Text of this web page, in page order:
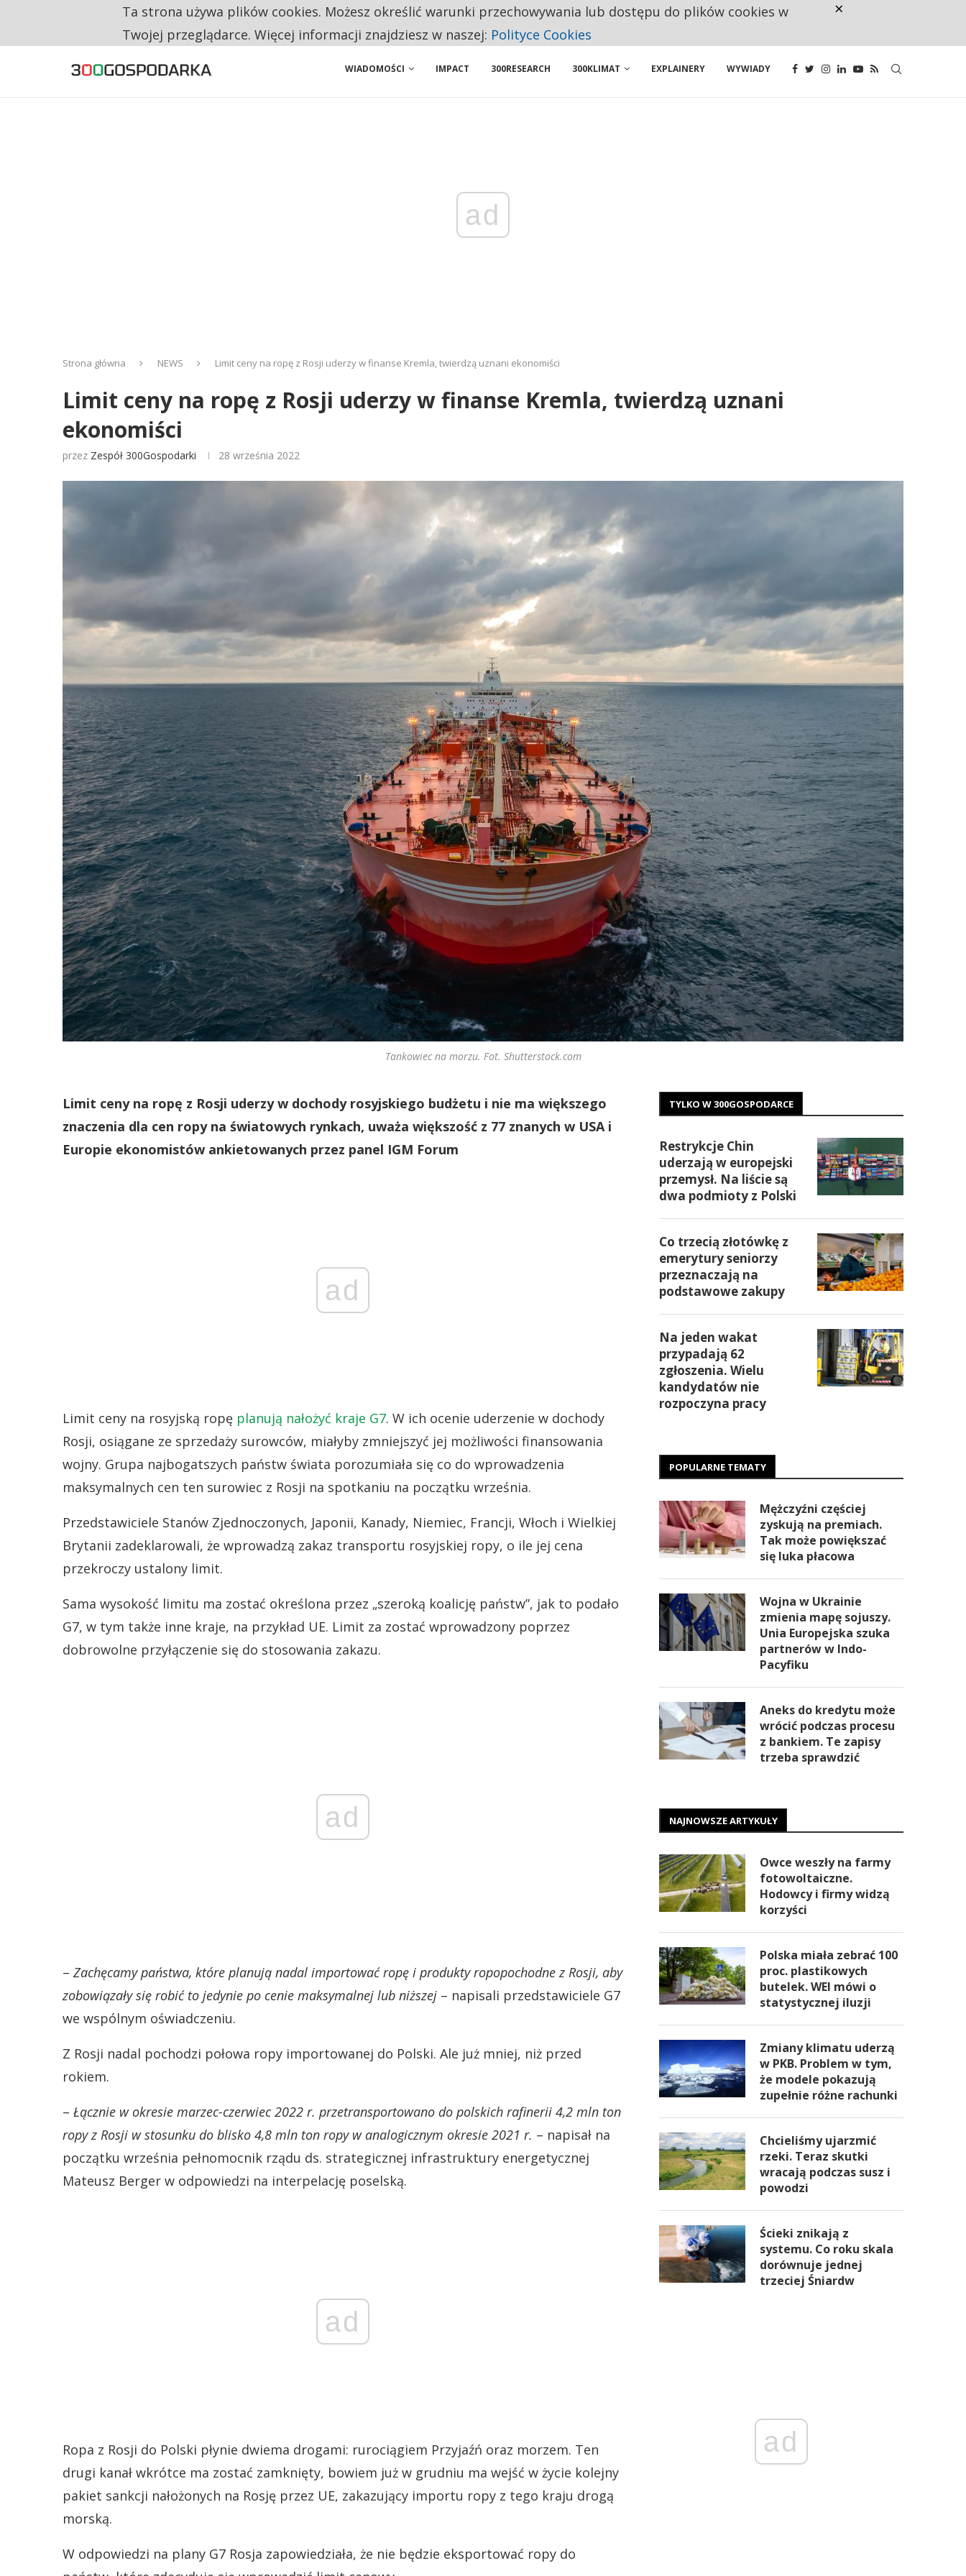
NA JEDEN WAKAT PRZYPADAJĄ 62 ZGŁOSZENIA. WIELU KANDYDATÓW NIE ROZPOCZYNA PRACY
WIADOMOŚCI IMPACT 300RESEARCH 300KLIMAT EXPLAINERY WYWIADY
ad
Strona główna NEWS Limit ceny na ropę z Rosji uderzy w finanse Kremla, twierdzą uznani ekonomiści
Limit ceny na ropę z Rosji uderzy w finanse Kremla, twierdzą uznani
ekonomiści
przez Zespół 300Gospodarki 28 września 2022
Tankowiec na morzu. Fot. Shutterstock.com
Limit ceny na ropę z Rosji uderzy w dochody rosyjskiego budżetu i nie ma większego
znaczenia dla cen ropy na światowych rynkach, uważa większość z 77 znanych w USA i
Europie ekonomistów ankietowanych przez panel IGM Forum
ad
Limit ceny na rosyjską ropę planują nałożyć kraje G7. W ich ocenie uderzenie w dochody
Rosji, osiągane ze sprzedaży surowców, miałyby zmniejszyć jej możliwości finansowania
wojny. Grupa najbogatszych państw świata porozumiała się co do wprowadzenia
maksymalnych cen ten surowiec z Rosji na spotkaniu na początku września.
Przedstawiciele Stanów Zjednoczonych, Japonii, Kanady, Niemiec, Francji, Włoch i Wielkiej
Brytanii zadeklarowali, że wprowadzą zakaz transportu rosyjskiej ropy, o ile jej cena
przekroczy ustalony limit.
Sama wysokość limitu ma zostać określona przez „szeroką koalicję państw”, jak to podało
G7, w tym także inne kraje, na przykład UE. Limit za zostać wprowadzony poprzez
dobrowolne przyłączenie się do stosowania zakazu.
ad
– Zachęcamy państwa, które planują nadal importować ropę i produkty ropopochodne z Rosji, aby
zobowiązały się robić to jedynie po cenie maksymalnej lub niższej – napisali przedstawiciele G7
we wspólnym oświadczeniu.
Z Rosji nadal pochodzi połowa ropy importowanej do Polski. Ale już mniej, niż przed
rokiem.
– Łącznie w okresie marzec-czerwiec 2022 r. przetransportowano do polskich rafinerii 4,2 mln ton
ropy z Rosji w stosunku do blisko 4,8 mln ton ropy w analogicznym okresie 2021 r. – napisał na
początku września pełnomocnik rządu ds. strategicznej infrastruktury energetycznej
Mateusz Berger w odpowiedzi na interpelację poselską.
ad
Ropa z Rosji do Polski płynie dwiema drogami: rurociągiem Przyjaźń oraz morzem. Ten
drugi kanał wkrótce ma zostać zamknięty, bowiem już w grudniu ma wejść w życie kolejny
pakiet sankcji nałożonych na Rosję przez UE, zakazujący importu ropy z tego kraju drogą
morską.
W odpowiedzi na plany G7 Rosja zapowiedziała, że nie będzie eksportować ropy do
TYLKO W 300GOSPODARCE
Restrykcje Chin
uderzają w europejski
przemysł. Na liście są
dwa podmioty z Polski
Co trzecią złotówkę z
emerytury seniorzy
przeznaczają na
podstawowe zakupy
Na jeden wakat
przypadają 62
zgłoszenia. Wielu
kandydatów nie
rozpoczyna pracy
POPULARNE TEMATY
Mężczyźni częściej
zyskują na premiach.
Tak może powiększać
się luka płacowa
Wojna w Ukrainie
zmienia mapę sojuszy.
Unia Europejska szuka
partnerów w Indo-
Pacyfiku
Aneks do kredytu może
wrócić podczas procesu
z bankiem. Te zapisy
trzeba sprawdzić
NAJNOWSZE ARTYKUŁY
Owce weszły na farmy
fotowoltaiczne.
Hodowcy i firmy widzą
korzyści
Polska miała zebrać 100
proc. plastikowych
butelek. WEI mówi o
statystycznej iluzji
Zmiany klimatu uderzą
w PKB. Problem w tym,
że modele pokazują
zupełnie różne rachunki
Chcieliśmy ujarzmić
rzeki. Teraz skutki
wracają podczas susz i
powodzi
Ścieki znikają z
systemu. Co roku skala
dorównuje jednej
trzeciej Śniardw
ad
Ta strona używa plików cookies. Możesz określić warunki przechowywania lub dostępu do plików cookies w
Twojej przeglądarce. Więcej informacji znajdziesz w naszej: Polityce Cookies
×